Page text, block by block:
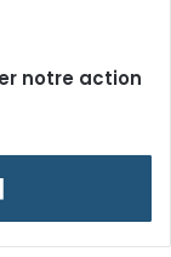
notre action